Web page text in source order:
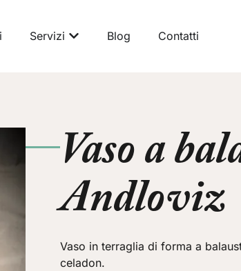
Servizi Blog Contatti
Vaso a
Andloviz
Vaso in terraglia di forma a
celadon.